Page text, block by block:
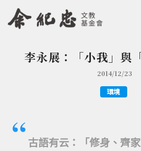
Jump to
Jump to Main
您在這裡
李永展：「小我」與
2014/12/23
環境
古語有云：「修身、齊